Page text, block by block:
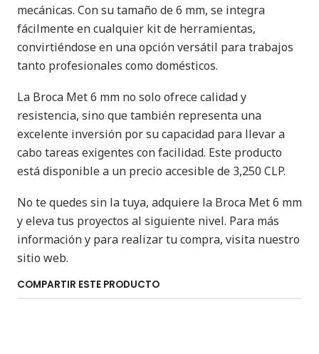
mecánicas. Con su tamaño de 6 mm, se integra
fácilmente en cualquier kit de herramientas,
convirtiéndose en una opción versátil para trabajos
tanto profesionales como domésticos.
La Broca Met 6 mm no solo ofrece calidad y
resistencia, sino que también representa una
excelente inversión por su capacidad para llevar a
cabo tareas exigentes con facilidad. Este producto
está disponible a un precio accesible de 3,250 CLP.
No te quedes sin la tuya, adquiere la Broca Met 6 mm
y eleva tus proyectos al siguiente nivel. Para más
información y para realizar tu compra, visita nuestro
sitio web.
COMPARTIR ESTE PRODUCTO